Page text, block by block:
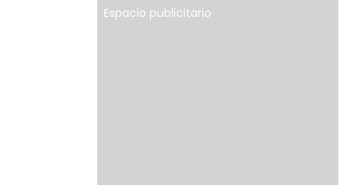
Espacio publicitario